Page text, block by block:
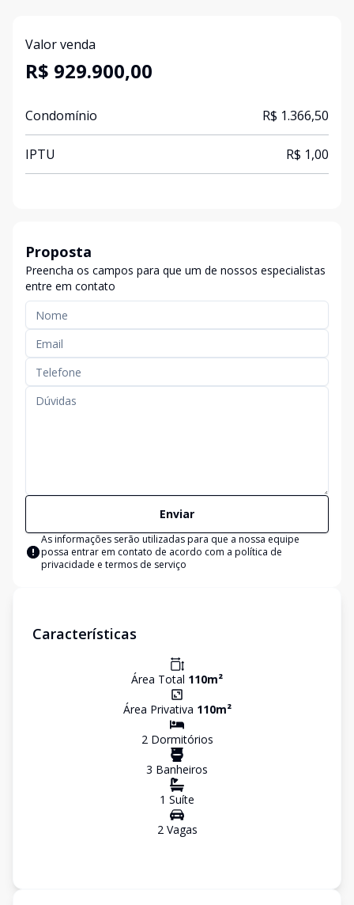
Valor venda
R$ 929.900,00
Condomínio R$ 1.366,50
IPTU R$ 1,00
Proposta
Preencha os campos para que um de nossos especialistas
entre em contato
Enviar
As informações serão utilizadas para que a nossa equipe
possa entrar em contato de acordo com a política de
privacidade e termos de serviço
Características
Área Total 110m²
Área Privativa 110m²
2Dormitórios
3 Banheiros
1 Suíte
2Vagas